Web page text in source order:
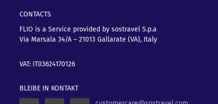
CONTACTS
FLIO is a Service provided by sostravel S.p.a
Via Marsala 34/A – 21013 Gallarate (VA), Italy
VAT: IT03624170126
BLEIBE IN KONTAKT